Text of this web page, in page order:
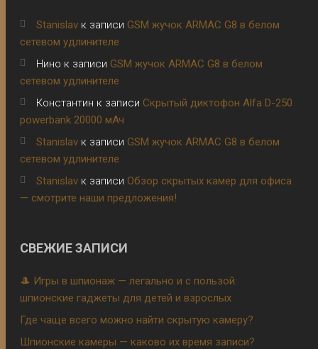
Stanislav к записиGSM жучок ARMAC G8 в белом
сетевом удлинителе
Нино к записиGSM жучок ARMAC G8 в белом
сетевом удлинителе
Константин к записиСкрытый диктофон Alfa D-250
powerbank 20000 мАч
Stanislav к записиGSM жучок ARMAC G8 в белом
сетевом удлинителе
Stanislav к записиОбзор скрытых камер для офиса
— смотрите наши предложения!
СВЕЖИЕ ЗАПИСИ
🎩 Игры в шпионаж — легально и с пользой:
шпионские гаджеты для детей и взрослых
Где чаще всего можно найти скрытую камеру?
Шпионские камеры — каково их время записи?